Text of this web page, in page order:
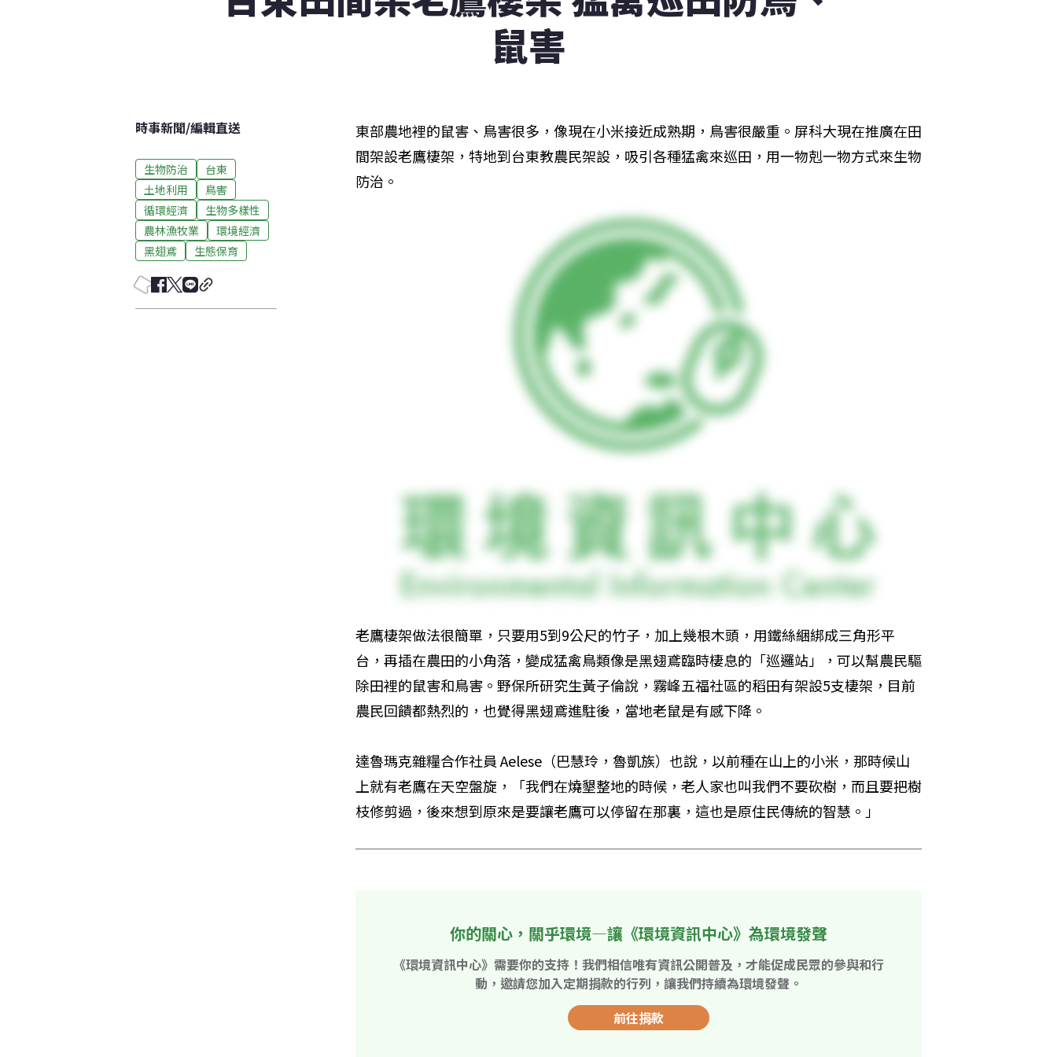
鼠害
時事新聞/編輯直送
生物防治
台東
土地利用
鳥害
循環經濟
生物多樣性
農林漁牧業
環境經濟
黑翅鳶
生態保育
東部農地裡的鼠害、鳥害很多，像現在小米接近成熟期，鳥害很嚴重。屏科大現在推廣在田
間架設老鷹棲架，特地到台東教農民架設，吸引各種猛禽來巡田，用一物剋一物方式來生物
防治。
老鷹棲架做法很簡單，只要用5到9公尺的竹子，加上幾根木頭，用鐵絲綑綁成三角形平
台，再插在農田的小角落，變成猛禽鳥類像是黑翅鳶臨時棲息的「巡邏站」，可以幫農民驅
除田裡的鼠害和鳥害。野保所研究生黃子倫說，霧峰五福社區的稻田有架設5支棲架，目前
農民回饋都熱烈的，也覺得黑翅鳶進駐後，當地老鼠是有感下降。
達魯瑪克雜糧合作社員 Aelese（巴慧玲，魯凱族）也說，以前種在山上的小米，那時候山
上就有老鷹在天空盤旋，「我們在燒墾整地的時候，老人家也叫我們不要砍樹，而且要把樹
枝修剪過，後來想到原來是要讓老鷹可以停留在那裏，這也是原住民傳統的智慧。」
你的關心，關乎環境—讓《環境資訊中心》為環境發聲
《環境資訊中心》需要你的支持！我們相信唯有資訊公開普及，才能促成民眾的參與和行
動，邀請您加入定期捐款的行列，讓我們持續為環境發聲。
前往捐款